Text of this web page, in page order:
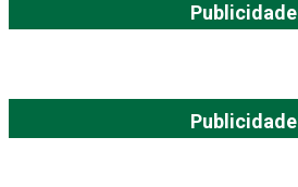
Publicidade
Publicidade